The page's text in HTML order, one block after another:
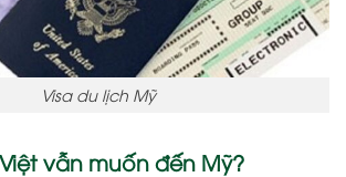
Visa du lịch Mỹ
vẫn muốn đến Mỹ?